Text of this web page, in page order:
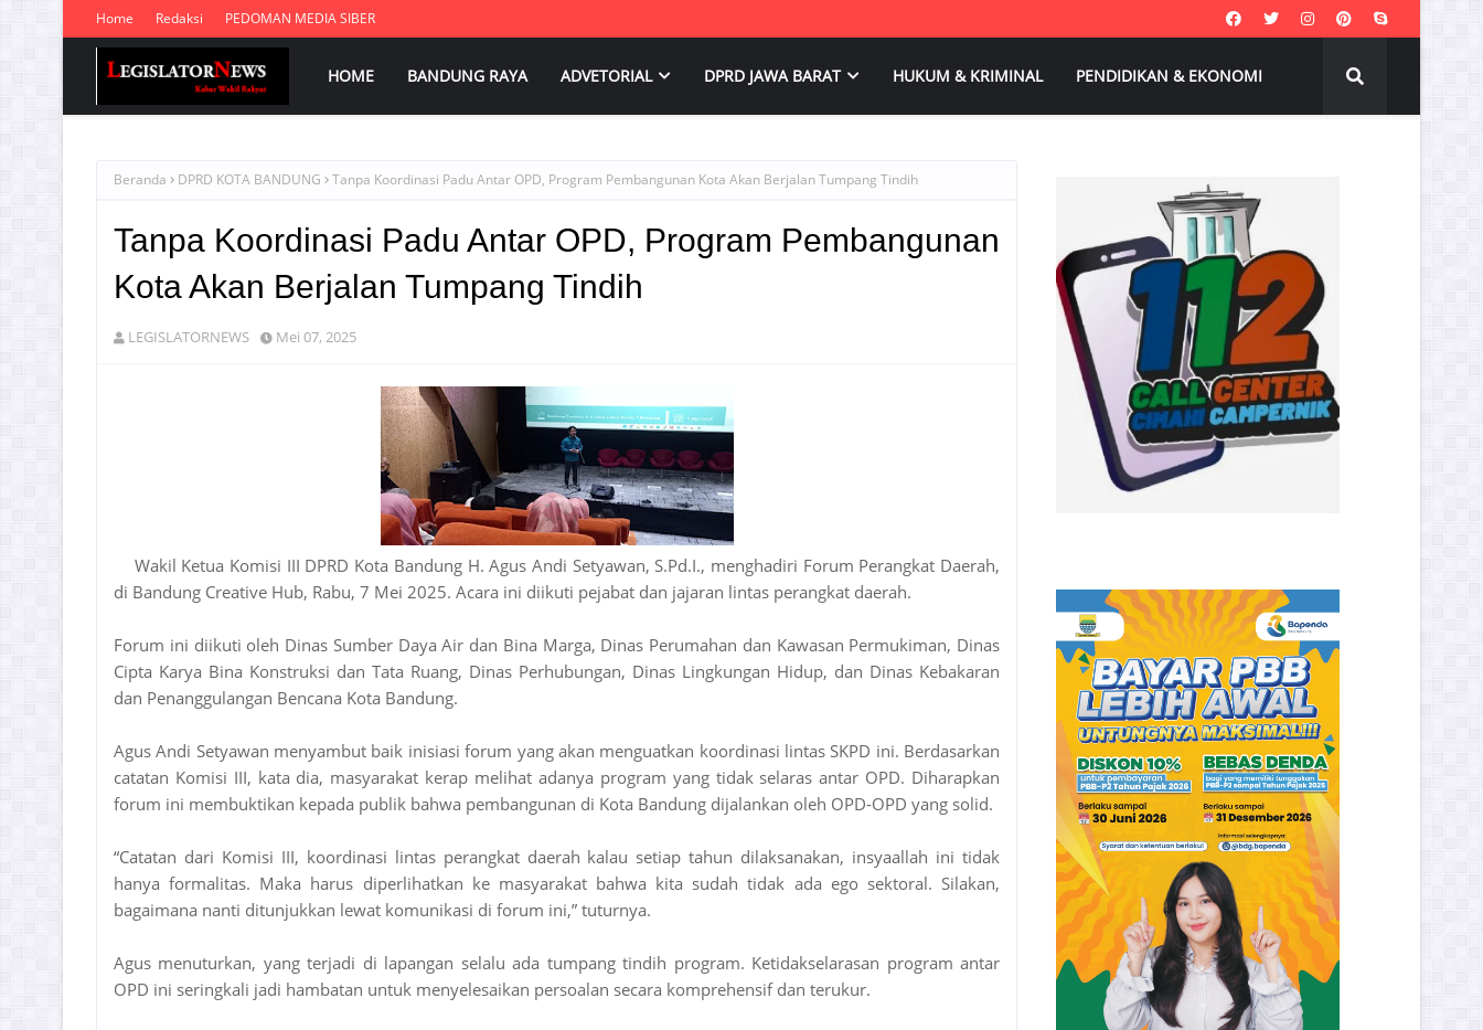
Home Redaksi PEDOMAN MEDIA SIBER
HOME BANDUNG RAYA ADVETORIAL DPRD JAWA BARAT HUKUM & KRIMINAL PENDIDIKAN & EKONOMI
Beranda DPRD KOTA BANDUNG Tanpa Koordinasi Padu Antar OPD, Program Pembangunan Kota Akan Berjalan Tumpang Tindih
Tanpa Koordinasi Padu Antar OPD, Program Pembangunan
Kota Akan Berjalan Tumpang Tindih
LEGISLATORNEWS Mei 07, 2025
Wakil Ketua Komisi III DPRD Kota Bandung H. Agus Andi Setyawan, S.Pd.I., menghadiri Forum Perangkat Daerah,
di Bandung Creative Hub, Rabu, 7 Mei 2025. Acara ini diikuti pejabat dan jajaran lintas perangkat daerah.
Forum ini diikuti oleh Dinas Sumber Daya Air dan Bina Marga, Dinas Perumahan dan Kawasan Permukiman, Dinas
Cipta Karya Bina Konstruksi dan Tata Ruang, Dinas Perhubungan, Dinas Lingkungan Hidup, dan Dinas Kebakaran
dan Penanggulangan Bencana Kota Bandung.
Agus Andi Setyawan menyambut baik inisiasi forum yang akan menguatkan koordinasi lintas SKPD ini. Berdasarkan
catatan Komisi III, kata dia, masyarakat kerap melihat adanya program yang tidak selaras antar OPD. Diharapkan
forum ini membuktikan kepada publik bahwa pembangunan di Kota Bandung dijalankan oleh OPD-OPD yang solid.
“Catatan dari Komisi III, koordinasi lintas perangkat daerah kalau setiap tahun dilaksanakan, insyaallah ini tidak
hanya formalitas. Maka harus diperlihatkan ke masyarakat bahwa kita sudah tidak ada ego sektoral. Silakan,
bagaimana nanti ditunjukkan lewat komunikasi di forum ini,” tuturnya.
Agus menuturkan, yang terjadi di lapangan selalu ada tumpang tindih program. Ketidakselarasan program antar
OPD ini seringkali jadi hambatan untuk menyelesaikan persoalan secara komprehensif dan terukur.